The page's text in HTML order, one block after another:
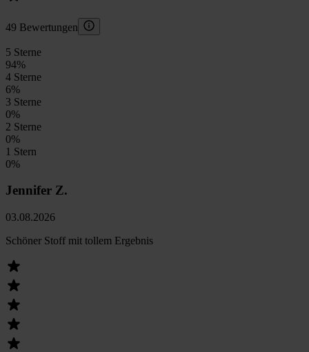
49 Bewertungen
5 Sterne
94%
4 Sterne
6%
3 Sterne
0%
2 Sterne
0%
1 Stern
0%
Jennifer Z.
03.08.2026
Schöner Stoff mit tollem Ergebnis